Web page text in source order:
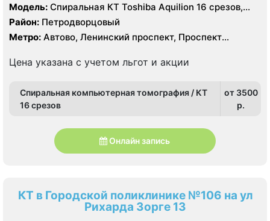
Модель: Спиральная КТ Toshiba Aquilion 16 срезов,
УЗИ, рентген
Район: Петродворцовый
Метро: Автово, Ленинский проспект, Проспект
Цена указана с учетом льгот и акции
Спиральная компьютерная томография / КТ
16 срезов
от 3500
p.
Онлайн запись
КТ в Городской поликлинике №106 на ул
Рихарда Зорге 13